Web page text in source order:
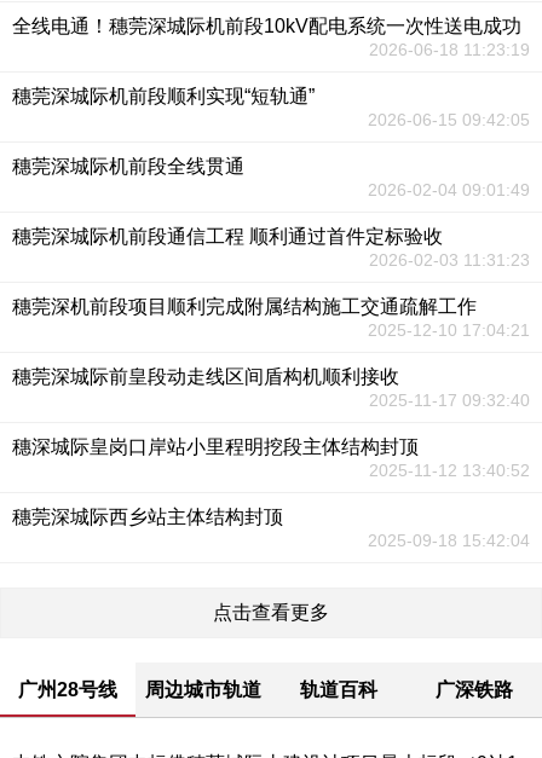
全线电通！穗莞深城际机前段10kV配电系统一次性送电成功
2026-06-18 11:23:19
穗莞深城际机前段顺利实现“短轨通”
2026-06-15 09:42:05
穗莞深城际机前段全线贯通
2026-02-04 09:01:49
穗莞深城际机前段通信工程 顺利通过首件定标验收
2026-02-03 11:31:23
穗莞深机前段项目顺利完成附属结构施工交通疏解工作
2025-12-10 17:04:21
穗莞深城际前皇段动走线区间盾构机顺利接收
2025-11-17 09:32:40
穗深城际皇岗口岸站小里程明挖段主体结构封顶
2025-11-12 13:40:52
穗莞深城际西乡站主体结构封顶
2025-09-18 15:42:04
点击查看更多
广州28号线 周边城市轨道 轨道百科 广深铁路